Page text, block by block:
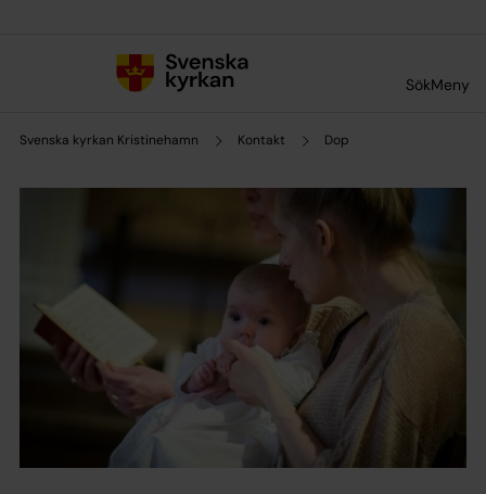
SökMeny
Svenska kyrkan Kristinehamn Kontakt Dop